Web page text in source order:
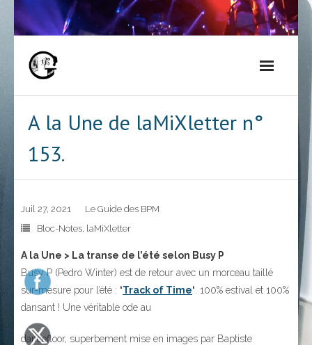
to
A la Une de laMiXletter n°
153.
Juil 27, 2021
Le Guide des BPM
Bloc-Notes, laMiXletter
A la Une > La transe de l’été selon Busy P
Busy P (Pedro Winter) est de retour avec un morceau taillé
sur-mesure pour l’été : ‘Track of Time‘ . 100% estival et 100%
dansant ! Une véritable ode au
dancefloor, superbement mise en images par Baptiste